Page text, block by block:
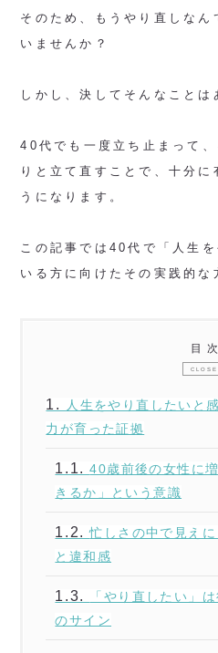
そのため、もうやり直しなん
いませんか？
しかし、決してそんなことは
40代でも一度立ち止まって
りと立て直すことで、十分に
うになります。
この記事では40代で「人生
いる方に向けたその実践的な
目次
1.
人生をやり直したいと
力が育った証拠
1.1.40歳前後の女性に
きるか」という意識
1.2.忙しさの中で見え
と違和感
1.3.
「やり直したい」
のサイン